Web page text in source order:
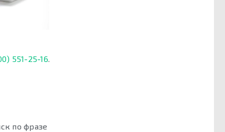
551-25-16.
по фразе